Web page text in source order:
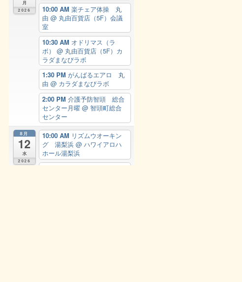
月
2026
10:00 AM 楽チェア体操 丸
由 @ 丸由百貨店（5F）会議
室
10:30 AM オドリマス（ラ
ボ） @ 丸由百貨店（5F）カ
ラダまなびラボ
1:30 PM がんばるエアロ 丸
由 @ カラダまなびラボ
2:00 PM 介護予防智頭 総合
センター月曜 @ 智頭町総合
センター
8月
12
水
2026
10:00 AM リズムウオーキン
グ 湯梨浜 @ ハワイアロハ
ホール湯梨浜